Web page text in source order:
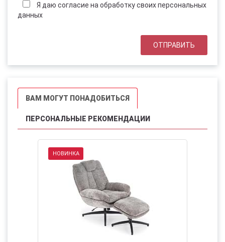
Я даю согласие на обработку своих персональных
данных
ВАМ МОГУТ ПОНАДОБИТЬСЯ
ПЕРСОНАЛЬНЫЕ РЕКОМЕНДАЦИИ
НОВИНКА